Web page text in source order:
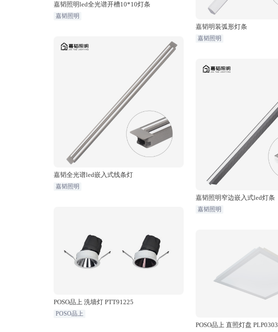
嘉韬照明led全光谱开槽10*10灯条
嘉韬照明
嘉韬全光谱led嵌入式线条灯
嘉韬照明
POSO品上 洗墙灯 PTT91225
POSO品上
嘉韬明装弧形灯条
嘉韬照明
嘉韬照明窄边嵌入式led灯条
嘉韬照明
POSO品上 直照灯盘 PLP0303